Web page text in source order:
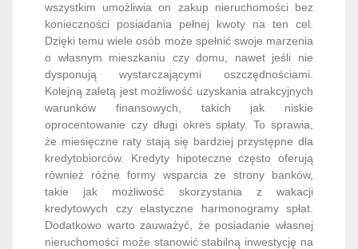
wszystkim umożliwia on zakup nieruchomości bez
konieczności posiadania pełnej kwoty na ten cel.
Dzięki temu wiele osób może spełnić swoje marzenia
o własnym mieszkaniu czy domu, nawet jeśli nie
dysponują wystarczającymi oszczędnościami.
Kolejną zaletą jest możliwość uzyskania atrakcyjnych
warunków finansowych, takich jak niskie
oprocentowanie czy długi okres spłaty. To sprawia,
że miesięczne raty stają się bardziej przystępne dla
kredytobiorców. Kredyty hipoteczne często oferują
również różne formy wsparcia ze strony banków,
takie jak możliwość skorzystania z wakacji
kredytowych czy elastyczne harmonogramy spłat.
Dodatkowo warto zauważyć, że posiadanie własnej
nieruchomości może stanowić stabilną inwestycję na